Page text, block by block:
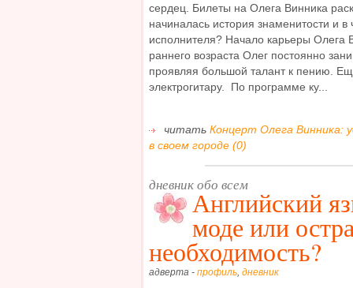
сердец. Билеты на Олега Винника
начиналась история знаменитости и
исполнителя? Начало карьеры
раннего возраста Олег постоянно
проявляя большой талант к пению.
электрогитару. По программе ку...
читать Концерт Олега Винника:
в своем городе (0)
дневник обо всем
Английский
моде или
необходимость?
адверта - профиль, дневник